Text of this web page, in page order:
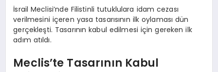
İsrail Meclisi’nde Filistinli tutuklulara idam cezası
verilmesini içeren yasa tasarısının ilk oylaması dün
gerçekleşti. Tasarının kabul edilmesi için gereken ilk
adım atıldı.
Meclis’te Tasarının Kabul